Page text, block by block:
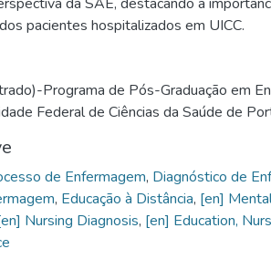
pacientes hospitalizados em UICC.
Programa de Pós-Graduação em
Federal de Ciências da Saúde de
de Enfermagem, Diagnóstico de
, Educação à Distância, [en]
Nursing Diagnosis, [en] Education,